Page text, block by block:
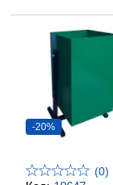
-20%
(0)